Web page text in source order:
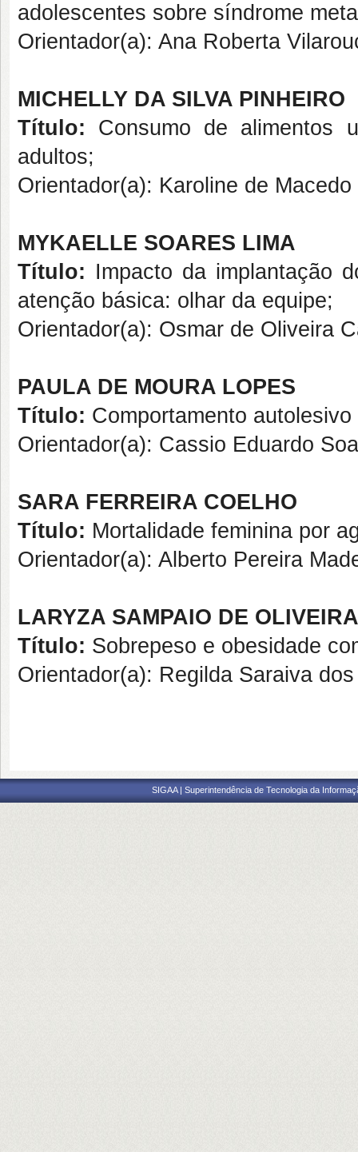
adolescentes sobre síndrome
Orientador(a): Ana Roberta
MICHELLY DA SILVA PINHEIRO
Título: Consumo de alimentos
adultos;
Orientador(a): Karoline de
MYKAELLE SOARES LIMA
Título: Impacto da implantação
atenção básica: olhar da equipe;
Orientador(a): Osmar de
PAULA DE MOURA LOPES
Título: Comportamento
Orientador(a): Cassio Eduardo
SARA FERREIRA COELHO
Título: Mortalidade feminina por
Orientador(a): Alberto Pereira
LARYZA SAMPAIO DE OLIVEIRA
Título: Sobrepeso e obesidade
Orientador(a): Regilda Saraiva
SIGAA | Superintendência de Tecnologia da